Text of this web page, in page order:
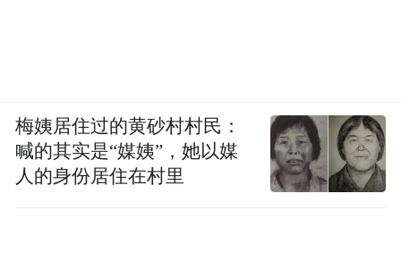
梅姨居住过的黄砂村村民：
喊的其实是“媒姨”，她以媒
人的身份居住在村里